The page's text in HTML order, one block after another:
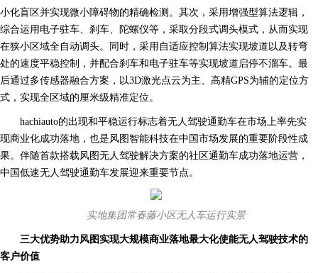
小化盲区并实现微小障碍物的精确检测。其次，采用增强型算法逻辑，
综合运用电子驻车、刹车、陀螺仪等，采取分段式调头模式，从而实现
在狭小区域全自动调头。同时，采用自适应控制算法实现坡道以及转弯
处的速度平稳控制，并配合刹车和电子驻车等实现坡道启停不溜车。最
后通过多传感器融合方案，以3D激光点云为主、高精GPS为辅的定位方
式，实现全区域的厘米级精准定位。
hachiauto的出现和平稳运行标志着无人驾驶通勤车在市场上率先实
现商业化成功落地，也是风图智能科技在中国市场发展的重要阶段性成
果。伴随首款搭载风图无人驾驶解决方案的社区通勤车成功落地运营，
中国低速无人驾驶通勤车发展迎来重要节点。
实地集团常春藤小区无人车运行实景
三大优势助力风图实现大规模商业落地最大化使能无人驾驶技术的
客户价值